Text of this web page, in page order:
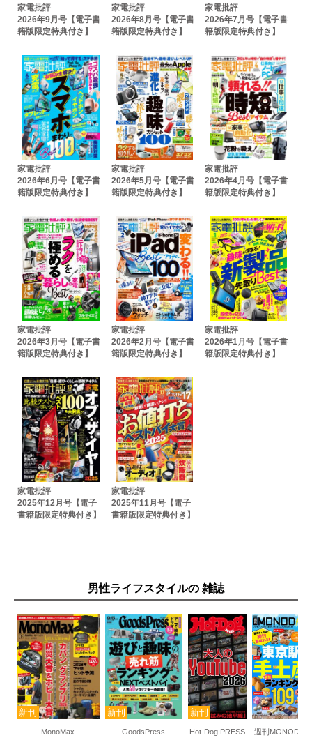
家電批評
2026年9月号【電子書
籍版限定特典付き】
家電批評
2026年8月号【電子書
籍版限定特典付き】
家電批評
2026年7月号【電子書
籍版限定特典付き】
家電批評
2026年6月号【電子書
籍版限定特典付き】
家電批評
2026年5月号【電子書
籍版限定特典付き】
家電批評
2026年4月号【電子書
籍版限定特典付き】
家電批評
2026年3月号【電子書
籍版限定特典付き】
家電批評
2026年2月号【電子書
籍版限定特典付き】
家電批評
2026年1月号【電子書
籍版限定特典付き】
家電批評
2025年12月号【電子
書籍版限定特典付き】
家電批評
2025年11月号【電子
書籍版限定特典付き】
男性ライフスタイルの 雑誌
MonoMax GoodsPress Hot-Dog PRESS 週刊MONODAS